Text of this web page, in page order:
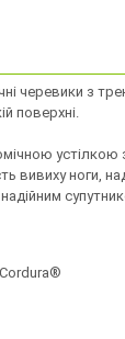
черевики з
поверхні.
устілкою
вивиху ноги,